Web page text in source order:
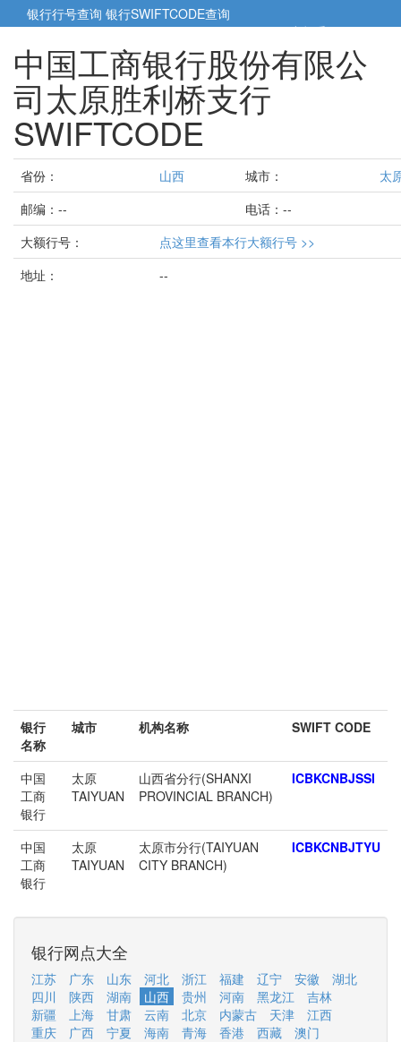
银行行号查询 银行SWIFTCODE查询
5cm小帮手5cm.cn
中国工商银行股份有限公
司太原胜利桥支行
SWIFTCODE
省份： 山西 城市：
太
邮编：--
电话：--
大额行号：
点这里查看本行大额行号 >>
地址：
--
银行
名称
城市 机构名称 SWIFT CODE
中国
工商
银行
太原
TAIYUAN
山西省分行(SHANXI
PROVINCIAL BRANCH)
ICBKCNBJSSI
中国
工商
银行
太原
TAIYUAN
太原市分行(TAIYUAN
CITY BRANCH)
ICBKCNBJTYU
银行网点大全
江苏 广东 山东 河北 浙江 福建 辽宁 安徽
湖北
四川
陕西 湖南 山西 贵州 河南 黑龙江
吉林
新疆
上海 甘肃 云南 北京 内蒙古 天津
江西
重庆
广西 宁夏 海南 青海 香港 西藏
澳门